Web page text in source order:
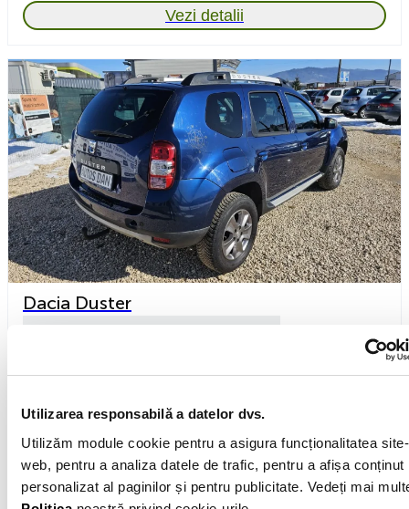
Utilizarea responsabilă a datelor dvs.
Utilizăm module cookie pentru a asigura funcționalitatea
web, pentru a analiza datele de trafic, pentru a afișa conținut
personalizat al paginilor și pentru publicitate. Vedeți mai
Vezi detalii
Dacia Duster
2015Motorină1.5lManuală140 000km
279 €
Preț8 611 €
De la Autos Dan parc auto Brasov
Vezi detalii